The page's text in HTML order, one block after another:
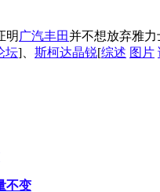
明 广汽丰田并不想放弃雅
坛]、 斯柯达晶锐[综述 图片
不变